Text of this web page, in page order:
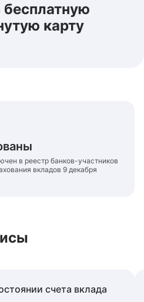
бесплатную
карту
в реестр банков-участников
вкладов 9 декабря
счета вклада